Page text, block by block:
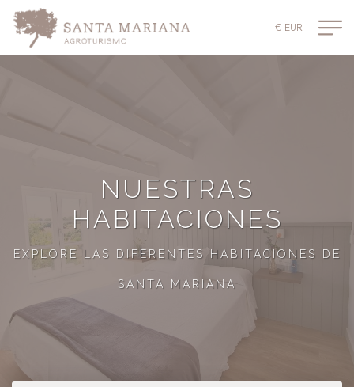
€ EUR
NUESTRAS
HABITACIONES
EXPLORE LAS DIFERENTES HABITACIONES DE
SANTA MARIANA